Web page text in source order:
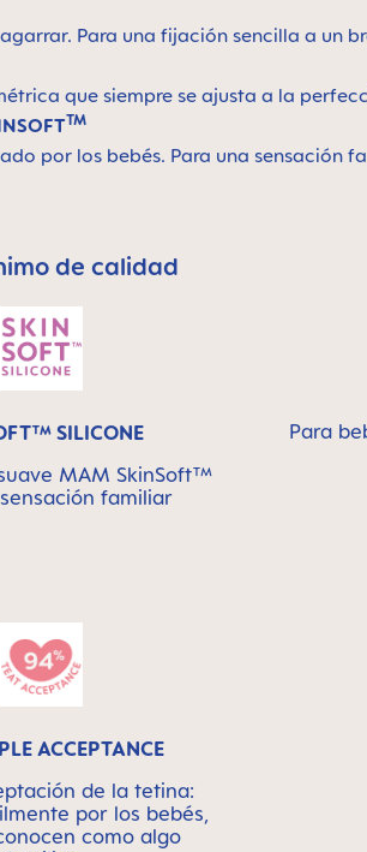
Para una fijación sencilla a un
que siempre se ajusta a la
TM
por los bebés. Para una sensación
Quality Icon Bar
de calidad
SILICONE
MAM SkinSoft™
familiar
Para
ACCEPTANCE
de la tetina:
por los bebés,
como algo